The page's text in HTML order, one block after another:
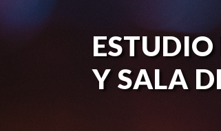
Y SALA